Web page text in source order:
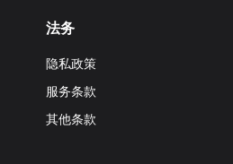
法务
隐私政策
服务条款
其他条款